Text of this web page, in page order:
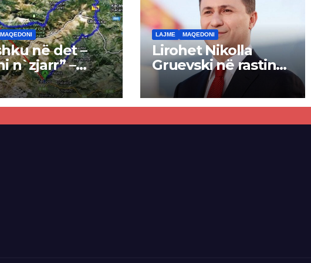
MAQEDONI
në det –
n`zjarr” –
pa u kryer
i tunelit,
e Tetovës
për
LAJME MAQEDONI
Lirohet Nikolla
Gruevski në rastin
“Talir 2”, gjykata
rrëzon akuzat për
ndërtimin e
paligjshëm të selisë